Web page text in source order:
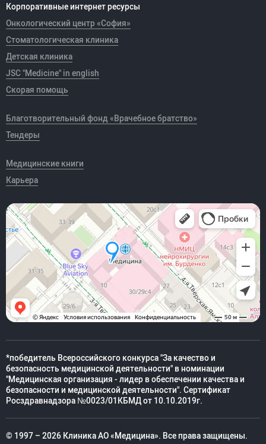
Корпоративные интернет ресурсы
Онкологический центр «София»
Стоматологическая клиника
Детская клиника
JSC "Medicine" in english
Скорая помощь
Благотворительный фонд «Врачебное братство»
Тендеры
Медицинские книги
Карьера
*победитель Всероссийского конкурса "За качество и
безопасность медицинской деятельности" в номинации
"Медицинская организация - лидер в обеспечении качества и
безопасности и медицинской деятельности". Сертификат
Росздравнадзора №0023/01КБМД от 10.10.2019г.
© 1997 – 2026 Клиника АО «Медицина». Все права защищены.